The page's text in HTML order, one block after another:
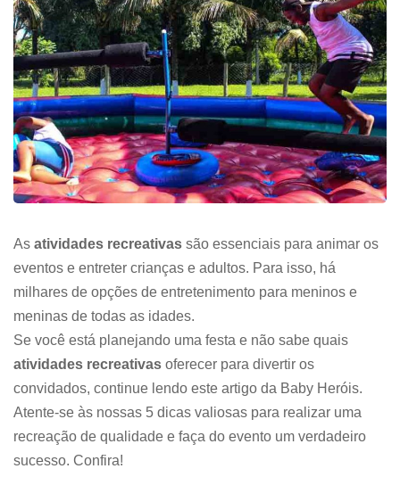
As atividades recreativas são essenciais para animar os
eventos e entreter crianças e adultos. Para isso, há
milhares de opções de entretenimento para meninos e
meninas de todas as idades.
Se você está planejando uma festa e não sabe quais
atividades recreativas oferecer para divertir os
convidados, continue lendo este artigo da Baby Heróis.
Atente-se às nossas 5 dicas valiosas para realizar uma
recreação de qualidade e faça do evento um verdadeiro
sucesso. Confira!